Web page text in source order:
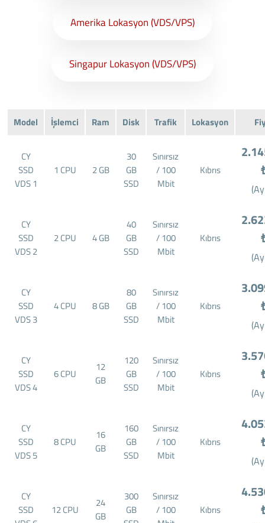
Amerika Lokasyon (VDS/VPS)
Singapur Lokasyon (VDS/VPS)
Model İşlemci Ram Disk Trafik Lokasyon
CY
SSD
VDS 1
1 CPU 2 GB
30
GB
SSD
Sınırsız
/ 100
Mbit
Kıbrıs
CY
SSD
VDS 2
2 CPU 4 GB
40
GB
SSD
Sınırsız
/ 100
Mbit
Kıbrıs
CY
SSD
VDS 3
4 CPU 8 GB
80
GB
SSD
Sınırsız
/ 100
Mbit
Kıbrıs
CY
SSD
VDS 4
6 CPU
12
GB
120
GB
SSD
Sınırsız
/ 100
Mbit
Kıbrıs
CY
SSD
VDS 5
8 CPU
16
GB
160
GB
SSD
Sınırsız
/ 100
Mbit
Kıbrıs
CY
SSD
12 CPU
24
GB
300
GB
Sınırsız
/ 100
Kıbrıs